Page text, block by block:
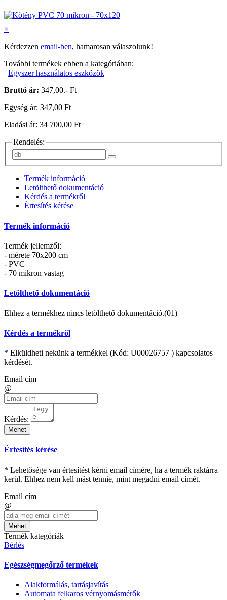
×
Kérdezzen email-ben, hamarosan válaszolunk!
További termékek ebben a kategóriában:
Egyszer használatos eszközök
Bruttó ár: 347,00.- Ft
Egység ár: 347,00 Ft
Eladási ár: 34 700,00 Ft
Rendelés:
Termék információ
Letölthető dokumentáció
Kérdés a termékről
Értesítés kérése
Termék információ
Termék jellemzői:
- mérete 70x200 cm
- PVC
- 70 mikron vastag
Letölthető dokumentáció
Ehhez a termékhez nincs letölthető dokumentáció.(01)
Kérdés a termékről
* Elküldheti nekünk a termékkel (Kód: U00026757 ) kapcsolatos
kérdését.
Email cím
@
Kérdés:
Mehet
Értesítés kérése
* Lehetősége van értesítést kérni email címére, ha a termék raktárra
kerül. Ehhez nem kell mást tennie, mint megadni email címét.
Email cím
@
Mehet
Termék kategóriák
Bérlés
Egészségmegőrző termékek
Alakformálás, tartásjavítás
Automata felkaros vérnyomásmérők